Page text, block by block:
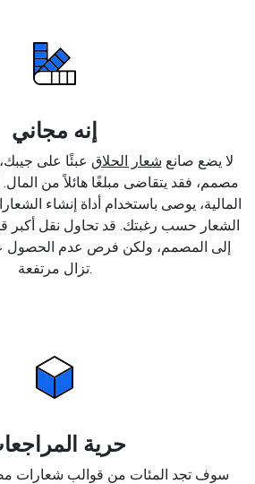
إنه مجاني
لا يضع صانع شعار الحلاق عبئًا على
مصمم، فقد يتقاضى مبلغًا هائلاً من
المالية، يوصى باستخدام أداة إنشاء
الشعار حسب رغبتك. قد تحاول نقل أكبر
إلى المصمم، ولكن فرص عدم الحصول
تزال مرتفعة.
حرية
سوف تجد المئات من قوالب شعارات